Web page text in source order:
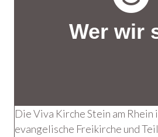
Wer wir
Die Viva Kirche Stein am Rhein
evangelische Freikirche und